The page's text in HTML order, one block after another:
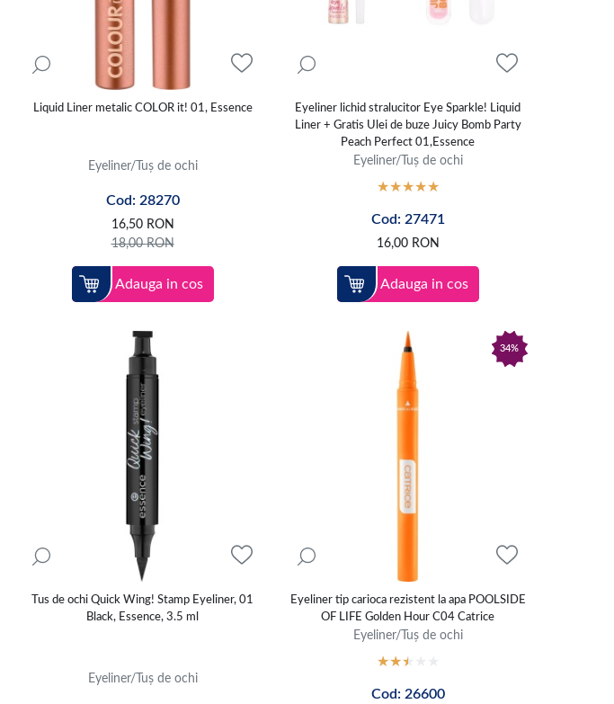
Liquid Liner metalic COLOR it! 01, Essence
Eyeliner/Tuș de ochi
Cod: 28270
16,50 RON
18,00RON
Adauga in cos
Eyeliner lichid stralucitor Eye Sparkle! Liquid
Liner + Gratis Ulei de buze Juicy Bomb Party
Peach Perfect 01,Essence
Eyeliner/Tuș de ochi
Cod: 27471
16,00 RON
Adauga in cos
Tus de ochi Quick Wing! Stamp Eyeliner, 01
Black, Essence, 3.5 ml
Eyeliner/Tuș de ochi
34%
Eyeliner tip carioca rezistent la apa POOLSIDE
OF LIFE Golden Hour C04 Catrice
Eyeliner/Tuș de ochi
Cod: 26600